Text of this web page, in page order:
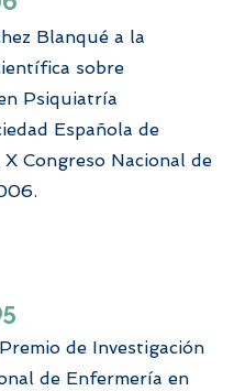
Blanqué a la
sobre
Psiquiatría
Española de
Congreso Nacional de
de Investigación
de Enfermería en